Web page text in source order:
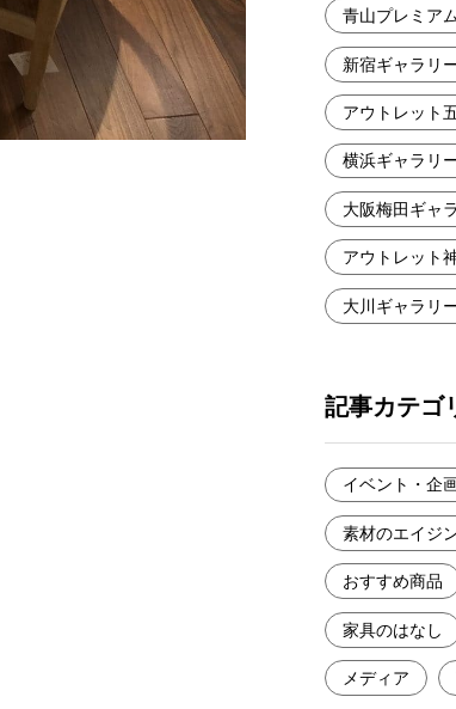
青山プレミア
新宿ギャラリ
アウトレット
横浜ギャラリ
大阪梅田ギャ
アウトレット
大川ギャラリ
記事カテゴ
イベント・企
素材のエイジ
おすすめ商品
家具のはなし
メディア